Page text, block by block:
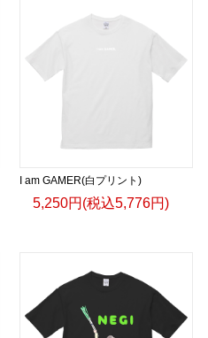
I am GAMER(白プリント)
5,250円(税込5,776円)